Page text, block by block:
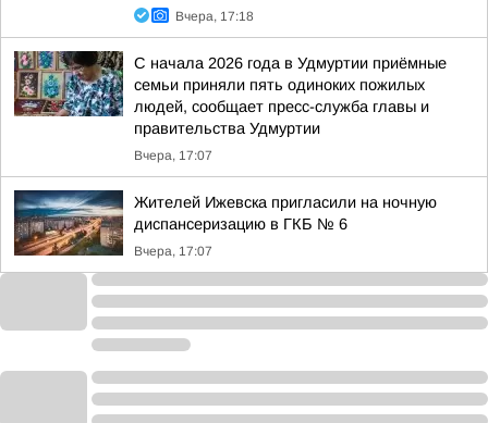
Вчера, 17:18
С начала 2026 года в Удмуртии приёмные
семьи приняли пять одиноких пожилых
людей, сообщает пресс-служба главы и
правительства Удмуртии
Вчера, 17:07
Жителей Ижевска пригласили на ночную
диспансеризацию в ГКБ № 6
Вчера, 17:07